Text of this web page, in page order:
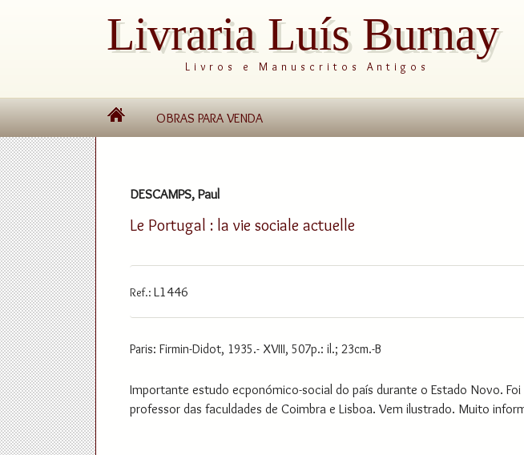
Livraria Luís Burnay
Livros e Manuscritos Antigos
OBRAS PARA VENDA
DESCAMPS, Paul
Le Portugal : la vie sociale actuelle
Ref.: L1446
Paris: Firmin-Didot, 1935.- XVIII, 507p.: il.; 23cm.-B
Importante estudo ecponómico-social do país durante o Estado Novo.
professor das faculdades de Coimbra e Lisboa. Vem ilustrado. Muito